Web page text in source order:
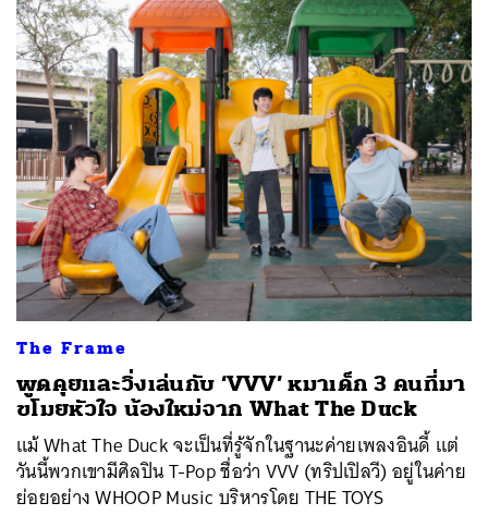
The Frame
พูดคุยและวิ่งเล่นกับ ‘VVV’ หมาเด็ก 3 คนที่มา
ขโมยหัวใจ น้องใหม่จาก What The Duck
แม้ What The Duck จะเป็นที่รู้จักในฐานะค่ายเพลงอินดี้ แต่
วันนี้พวกเขามีศิลปิน T-Pop ชื่อว่า VVV (ทริปเปิลวี) อยู่ในค่าย
ย่อยอย่าง WHOOP Music บริหารโดย THE TOYS